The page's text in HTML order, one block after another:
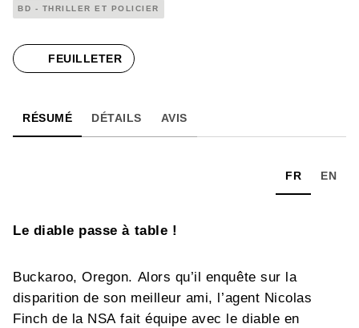
BD - THRILLER ET POLICIER
FEUILLETER
RÉSUMÉ DÉTAILS AVIS
FR EN
Le diable passe à table !
Buckaroo, Oregon. Alors qu’il enquête sur la
disparition de son meilleur ami, l’agent Nicolas
Finch de la NSA fait équipe avec le diable en